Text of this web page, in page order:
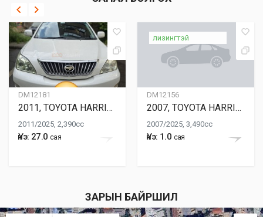
DM12181
2011, TOYOTA HARRIER
2011/2025, 2,390cc
Үнэ: 27.0 сая
DM12156
лизингтэй
2007, TOYOTA HARRIER
2007/2025, 3,490cc
Үнэ: 1.0 сая
ЗАРЫН БАЙРШИЛ